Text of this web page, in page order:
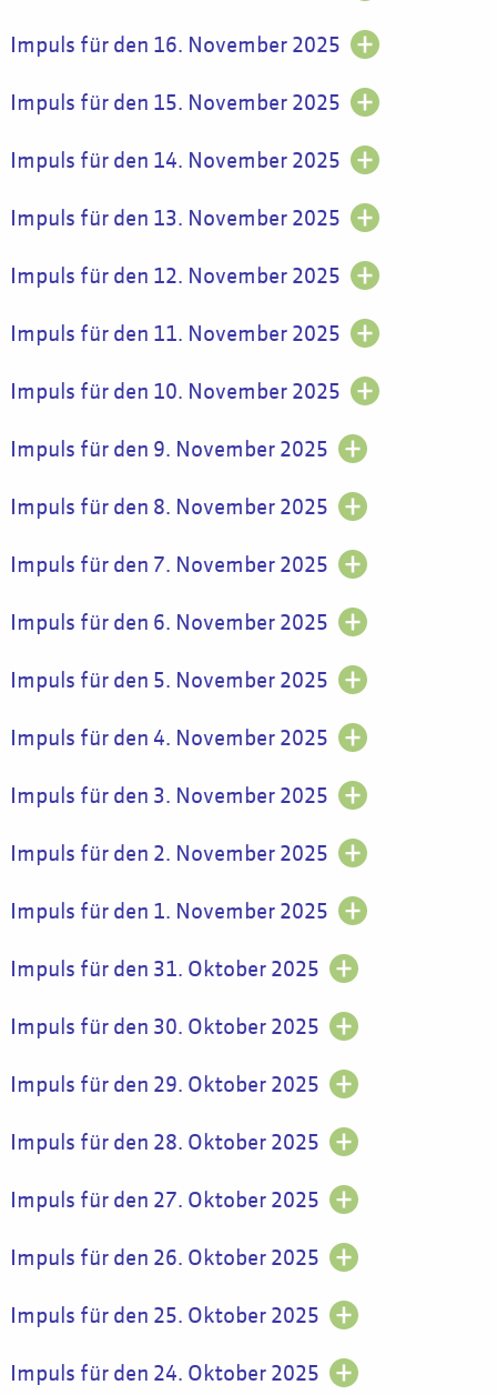
Impuls für den 16. November 2025
Impuls für den 15. November 2025
Impuls für den 14. November 2025
Impuls für den 13. November 2025
Impuls für den 12. November 2025
Impuls für den 11. November 2025
Impuls für den 10. November 2025
Impuls für den 9. November 2025
Impuls für den 8. November 2025
Impuls für den 7. November 2025
Impuls für den 6. November 2025
Impuls für den 5. November 2025
Impuls für den 4. November 2025
Impuls für den 3. November 2025
Impuls für den 2. November 2025
Impuls für den 1. November 2025
Impuls für den 31. Oktober 2025
Impuls für den 30. Oktober 2025
Impuls für den 29. Oktober 2025
Impuls für den 28. Oktober 2025
Impuls für den 27. Oktober 2025
Impuls für den 26. Oktober 2025
Impuls für den 25. Oktober 2025
Impuls für den 24. Oktober 2025